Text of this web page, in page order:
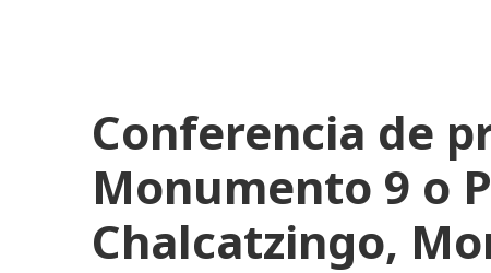
Conferencia de
Monumento 9 o
Chalcatzingo,